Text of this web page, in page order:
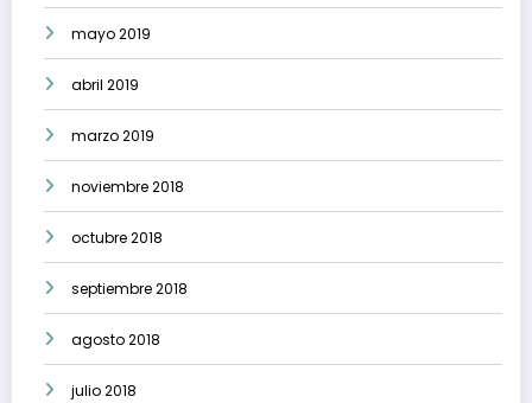
mayo 2019
abril 2019
marzo 2019
noviembre 2018
octubre 2018
septiembre 2018
agosto 2018
julio 2018